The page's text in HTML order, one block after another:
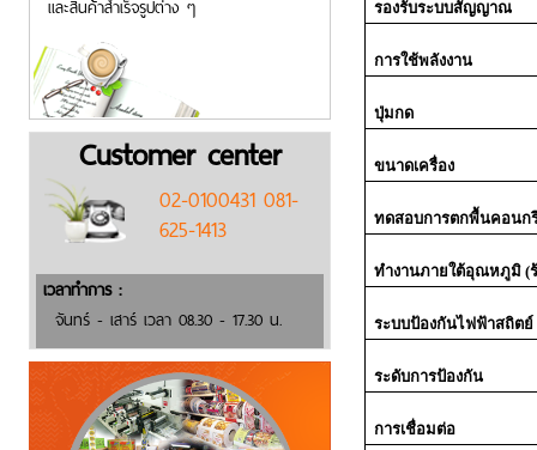
และสินค้าสำเร็จรูปต่าง ๆ
Customer center
02-0100431 081-
625-1413
เวลาทำการ :
จันทร์ - เสาร์ เวลา 08.30 - 17.30 น.
รองรับระบบสัญญาณ
การใช้พลังงาน
ปุ่มกด
ขนาดเครื่อง
ทดสอบการตกพื้นคอนก
ทำงานภายใต้อุณหภูมิ (
ระบบป้องกันไฟฟ้าสถิตย์
ระดับการป้องกัน
การเชื่อมต่อ